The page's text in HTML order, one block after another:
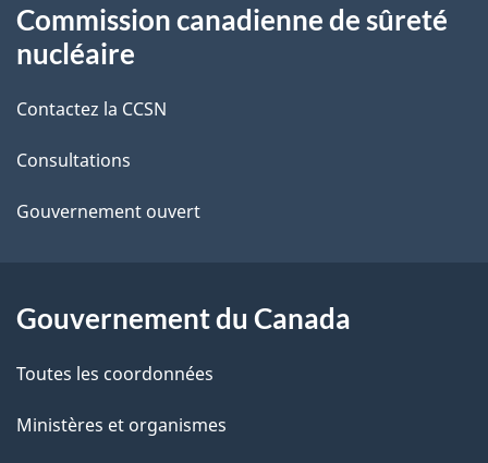
a
i
l
s
d
l
a
propos
de
ce
site
Commission canadienne de sûreté
nucléaire
Contactez la CCSN
Consultations
Gouvernement ouvert
Gouvernement du Canada
Toutes les coordonnées
Ministères et organismes